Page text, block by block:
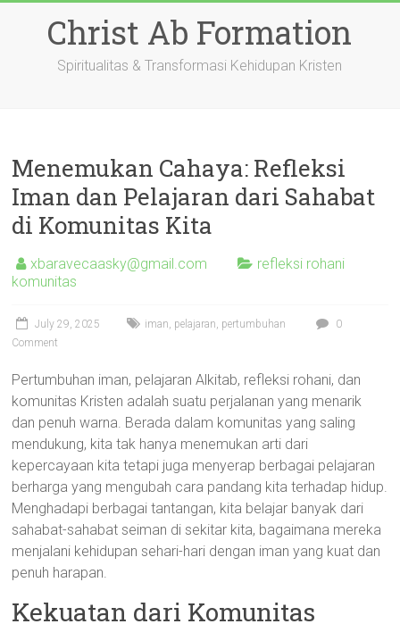
Christ Ab Formation
Spiritualitas & Transformasi Kehidupan Kristen
Menemukan Cahaya: Refleksi
Iman dan Pelajaran dari Sahabat
di Komunitas Kita
xbaravecaasky@gmail.com
refleksi rohani
komunitas
July 29, 2025 iman, pelajaran, pertumbuhan
0
Comment
Pertumbuhan iman, pelajaran Alkitab, refleksi rohani, dan
komunitas Kristen adalah suatu perjalanan yang menarik
dan penuh warna. Berada dalam komunitas yang saling
mendukung, kita tak hanya menemukan arti dari
kepercayaan kita tetapi juga menyerap berbagai pelajaran
berharga yang mengubah cara pandang kita terhadap hidup.
Menghadapi berbagai tantangan, kita belajar banyak dari
sahabat-sahabat seiman di sekitar kita, bagaimana mereka
menjalani kehidupan sehari-hari dengan iman yang kuat dan
penuh harapan.
Kekuatan dari Komunitas